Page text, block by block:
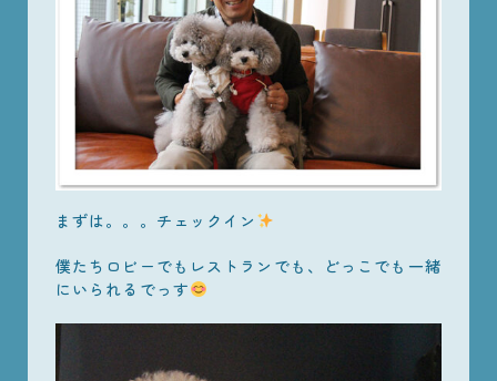
まずは。。。チェックイン
僕たちロビーでもレストランでも、どっこでも一緒
にいられるでっす